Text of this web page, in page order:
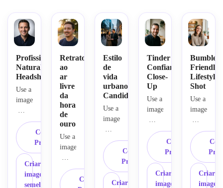
Profissional
Natural
Headshot
Use a
imagem
carregada
como
assunto
e
transforme-
a em
Copiar
Prompt
Criar
imagem
semelhante
Retrato
ao
ar
livre
da
hora
de
ouro
Use a
imagem
carregada
Copiar
Estilo
de
vida
urbano
Candid
Use a
imagem
carregada
como
assunto
e
Copiar
Prompt
Criar
Tinder
Confiante
Close-
Up
Use a
imagem
carregada
como
assunto
e
edite-
Copiar
Prompt
Criar
imagem
Bumble
Friendly
Lifestyle
Shot
Use a
imagem
carregada
como
assunto
e
faça
Criar
imagem